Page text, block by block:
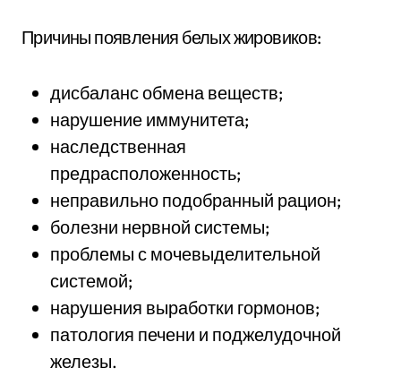
Причины появления белых жировиков:
дисбаланс обмена веществ;
нарушение иммунитета;
наследственная
предрасположенность;
неправильно подобранный рацион;
болезни нервной системы;
проблемы с мочевыделительной
системой;
нарушения выработки гормонов;
патология печени и поджелудочной
железы.